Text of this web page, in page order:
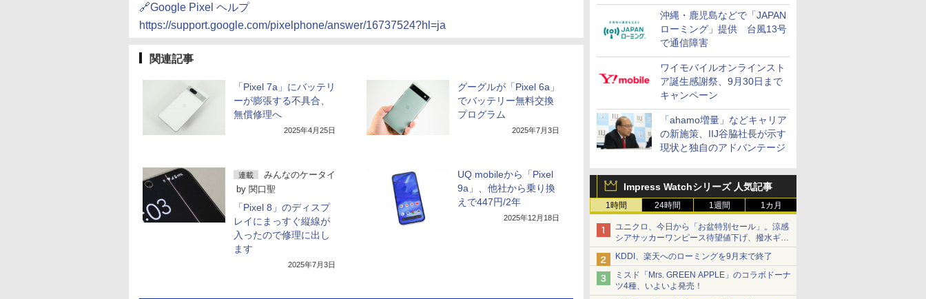
沖縄・鹿児島などで「JAPAN
ローミング」提供 台風13号
で通信障害
ワイモバイルオンラインスト
ア誕生感謝祭、9月30日まで
キャンペーン
「ahamo増量」などキャリア
の新施策、IIJ谷脇社長が示す
現状と独自のアドバンテージ
Impress Watchシリーズ 人気記事
1時間 24時間 1週間 1カ月
ユニクロ、今日から「お盆特別セール」。涼感
シアサッカーワンピース待望値下げ、撥水ギア
ショーツは1990円に
KDDI、楽天へのローミングを9月末で終了
ミスド「Mrs. GREEN APPLE」のコラボドーナ
ツ4種、いよいよ発売！
🔗Google Pixel ヘルプ
https://support.google.com/pixelphone/answer/16737524?hl=ja
関連記事
「Pixel 7a」にバッテリ
ーが膨張する不具合、
無償修理へ
2025年4月25日
グーグルが「Pixel 6a」
でバッテリー無料交換
プログラム
2025年7月3日
連載
みんなのケータイ
by 関口聖
「Pixel 8」のディスプ
レイにまっすぐ縦線が
入ったので修理に出し
ます
2025年7月3日
UQ mobileから「Pixel
9a」、他社から乗り換
えで447円/2年
2025年12月18日